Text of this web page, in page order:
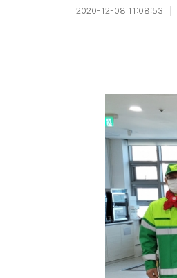
2020-12-08 11:08:53